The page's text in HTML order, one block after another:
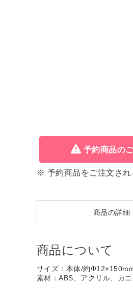
予約商品の
※ 予約商品をご注文さ
商品の詳細
商品について
サイズ：本体/約
素材：ABS、アクリル、カ